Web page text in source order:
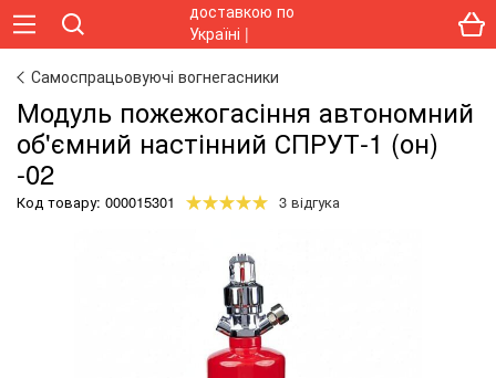
Самоспрацьовуючі вогнегасники
Модуль пожежогасіння автономний
об'ємний настінний СПРУТ-1 (он)
-02
Код товару: 000015301 3 відгука